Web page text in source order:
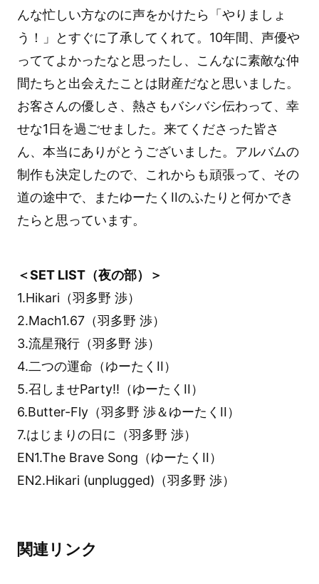
んな忙しい方なのに声をかけたら「やりましょ
う！」とすぐに了承してくれて。10年間、声優や
っててよかったなと思ったし、こんなに素敵な仲
間たちと出会えたことは財産だなと思いました。
お客さんの優しさ、熱さもバシバシ伝わって、幸
せな1日を過ごせました。来てくださった皆さ
ん、本当にありがとうございました。アルバムの
制作も決定したので、これからも頑張って、その
道の途中で、またゆーたくIIのふたりと何かでき
たらと思っています。
＜SET LIST（夜の部）＞
1.Hikari（羽多野 渉）
2.Mach1.67（羽多野 渉）
3.流星飛行（羽多野 渉）
4.二つの運命（ゆーたくII）
5.召しませParty!!（ゆーたくII）
6.Butter-Fly（羽多野 渉＆ゆーたくII）
7.はじまりの日に（羽多野 渉）
EN1.The Brave Song（ゆーたくII）
EN2.Hikari (unplugged)（羽多野 渉）
関連リンク